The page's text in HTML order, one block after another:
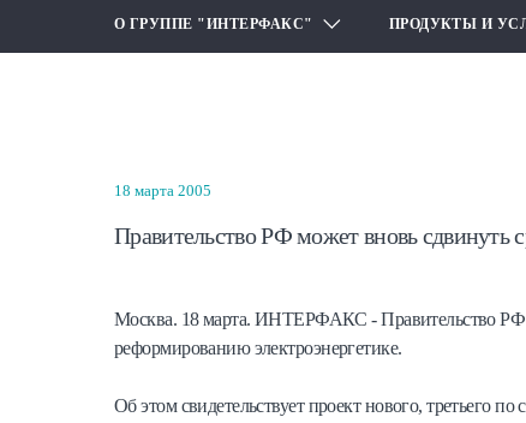
О ГРУППЕ "ИНТЕРФАКС" ПРОДУКТЫ И
18 марта 2005
Правительство РФ может вновь сдвинуть
Москва. 18 марта. ИНТЕРФАКС - Правительство РФ
реформированию электроэнергетике.
Об этом свидетельствует проект нового, третьего